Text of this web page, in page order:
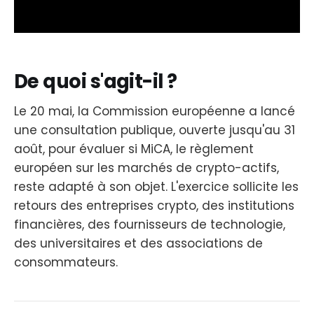
De quoi s'agit-il ?
Le 20 mai, la Commission européenne a lancé
une consultation publique, ouverte jusqu'au 31
août, pour évaluer si MiCA, le règlement
européen sur les marchés de crypto-actifs,
reste adapté à son objet. L'exercice sollicite les
retours des entreprises crypto, des institutions
financières, des fournisseurs de technologie,
des universitaires et des associations de
consommateurs.